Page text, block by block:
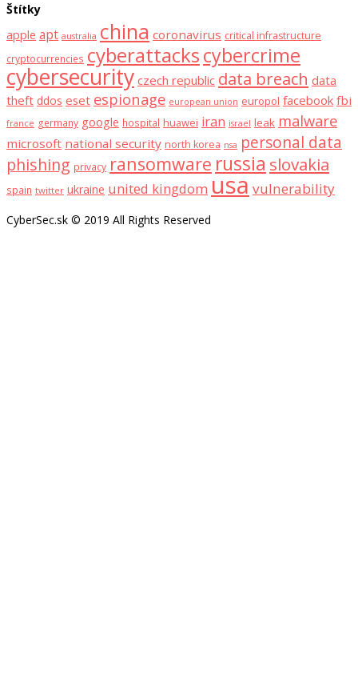
Štítky
apple apt australia china coronavirus critical infrastructure
cryptocurrencies cyberattackscybercrime
cybersecurity czech republic data breach data
theft ddos eset espionage european union europol facebook fbi
france germany google hospital huawei iran israel leak malware
microsoft national security north korea nsa personal data
phishing privacy ransomware russia slovakia
spain twitter ukraine united kingdom usavulnerability
CyberSec.sk © 2019 All Rights Reserved